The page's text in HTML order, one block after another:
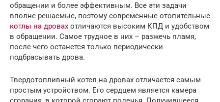
обращении и более эффективным. Все эти задачи
вполне решаемые, поэтому современные отопительные
котлы на дровах отличаются высоким КПД и удобством
в обращении. Самое трудное в них – разжечь пламя,
после чего останется только периодически
подбрасывать дрова.
Твердотопливный котел на дровах отличается самым
простым устройством. Его сердцем является камера